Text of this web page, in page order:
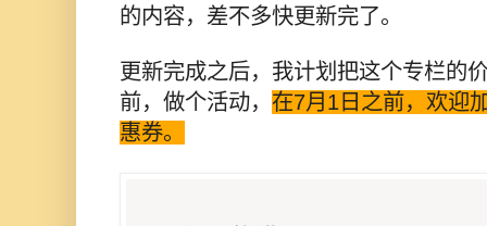
的内容，差不多快更新完了。
更新完成之后，我计划把这个专栏的
前，做个活动， 在7月1日之前，欢迎
惠券。